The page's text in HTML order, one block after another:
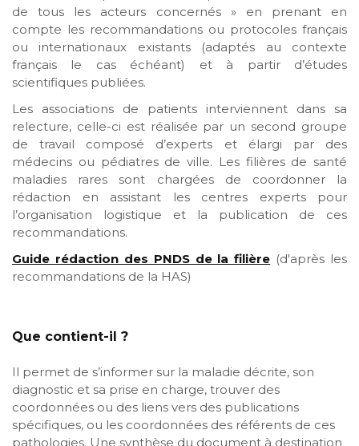
de tous les acteurs concernés » en prenant en
compte les recommandations ou protocoles français
ou internationaux existants (adaptés au contexte
français le cas échéant) et à partir d’études
scientifiques publiées.
Les associations de patients interviennent dans sa
relecture, celle-ci est réalisée par un second groupe
de travail composé d’experts et élargi par des
médecins ou pédiatres de ville. Les filières de santé
maladies rares sont chargées de coordonner la
rédaction en assistant les centres experts pour
l’organisation logistique et la publication de ces
recommandations.
Guide rédaction des PNDS de la filière (d'après les
recommandations de la HAS)
Que contient-il ?
Il permet de s’informer sur la maladie décrite, son
diagnostic et sa prise en charge, trouver des
coordonnées ou des liens vers des publications
spécifiques, ou les coordonnées des référents de ces
pathologies. Une synthèse du document à destination